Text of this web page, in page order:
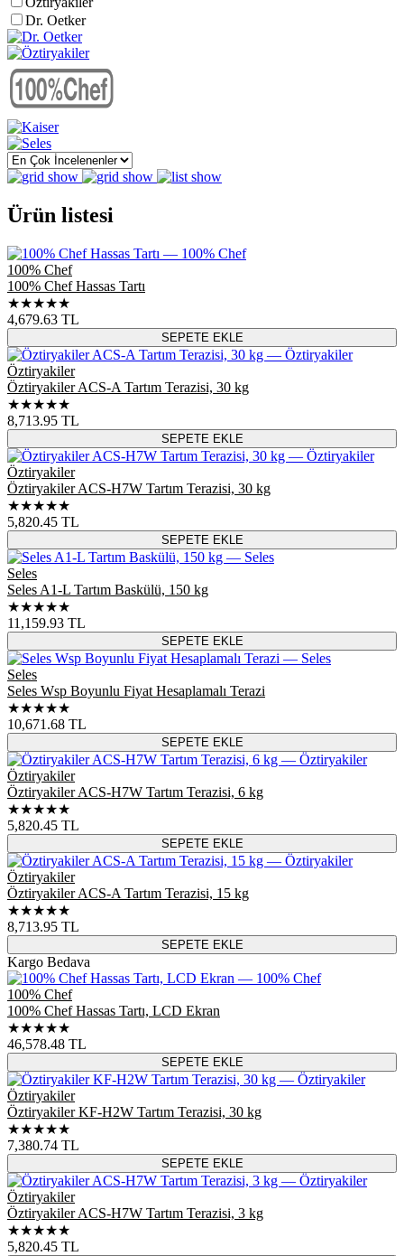
Dr. Oetker
Ürün listesi
100% Chef
100% Chef Hassas Tartı
★★★★★
4,679.63 TL
SEPETE EKLE
Öztiryakiler
Öztiryakiler ACS-A Tartım Terazisi, 30 kg
★★★★★
8,713.95 TL
SEPETE EKLE
Öztiryakiler
Öztiryakiler ACS-H7W Tartım Terazisi, 30 kg
★★★★★
5,820.45 TL
SEPETE EKLE
Seles
Seles A1-L Tartım Baskülü, 150 kg
★★★★★
11,159.93 TL
SEPETE EKLE
Seles
Seles Wsp Boyunlu Fiyat Hesaplamalı Terazi
★★★★★
10,671.68 TL
SEPETE EKLE
Öztiryakiler
Öztiryakiler ACS-H7W Tartım Terazisi, 6 kg
★★★★★
5,820.45 TL
SEPETE EKLE
Öztiryakiler
Öztiryakiler ACS-A Tartım Terazisi, 15 kg
★★★★★
8,713.95 TL
SEPETE EKLE
Kargo Bedava
100% Chef
100% Chef Hassas Tartı, LCD Ekran
★★★★★
46,578.48 TL
SEPETE EKLE
Öztiryakiler
Öztiryakiler KF-H2W Tartım Terazisi, 30 kg
★★★★★
7,380.74 TL
SEPETE EKLE
Öztiryakiler
Öztiryakiler ACS-H7W Tartım Terazisi, 3 kg
★★★★★
5,820.45 TL